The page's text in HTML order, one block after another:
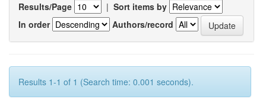
Results/Page | Sort items by
In order
Authors/record
Results 1-1 of 1 (Search time: 0.001 seconds).